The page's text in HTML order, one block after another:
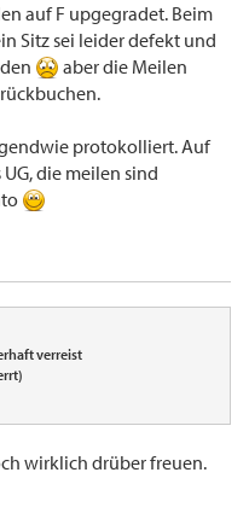
auf F upgegradet. Beim
Sitz sei leider defekt und
aber die Meilen
protokolliert. Auf
die meilen sind
verreist
wirklich drüber freuen.